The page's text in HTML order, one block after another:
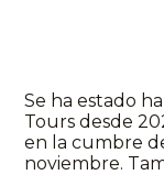
Se ha estado
Tours desde
en la cumbre
noviembre.